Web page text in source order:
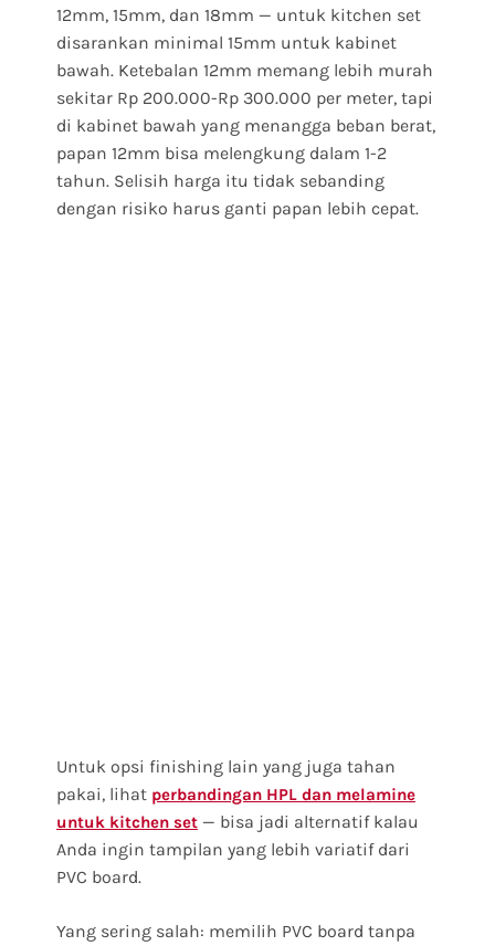
12mm, 15mm, dan 18mm — untuk kitchen set
disarankan minimal 15mm untuk kabinet
bawah. Ketebalan 12mm memang lebih murah
sekitar Rp 200.000-Rp 300.000 per meter, tapi
di kabinet bawah yang menangga beban berat,
papan 12mm bisa melengkung dalam 1-2
tahun. Selisih harga itu tidak sebanding
dengan risiko harus ganti papan lebih cepat.
Untuk opsi finishing lain yang juga tahan
pakai, lihat perbandingan HPL dan melamine
untuk kitchen set — bisa jadi alternatif kalau
Anda ingin tampilan yang lebih variatif dari
PVC board.
Yang sering salah: memilih PVC board tanpa